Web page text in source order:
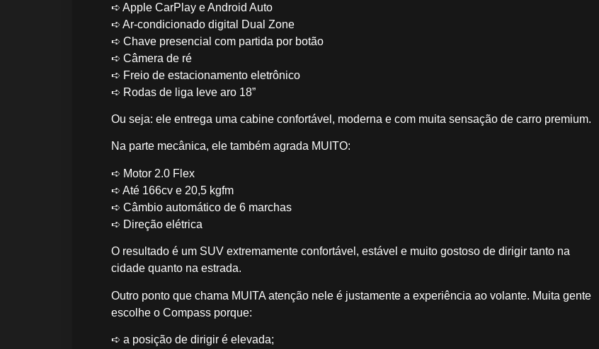
➪ Apple CarPlay e Android Auto
➪ Ar-condicionado digital Dual Zone
➪ Chave presencial com partida por botão
➪ Câmera de ré
➪ Freio de estacionamento eletrônico
➪ Rodas de liga leve aro 18”
Ou seja: ele entrega uma cabine confortável, moderna e com muita sensação de carro premium.
Na parte mecânica, ele também agrada MUITO:
➪ Motor 2.0 Flex
➪ Até 166cv e 20,5 kgfm
➪ Câmbio automático de 6 marchas
➪ Direção elétrica
O resultado é um SUV extremamente confortável, estável e muito gostoso de dirigir tanto na
cidade quanto na estrada.
Outro ponto que chama MUITA atenção nele é justamente a experiência ao volante. Muita gente
escolhe o Compass porque:
➪ a posição de dirigir é elevada;